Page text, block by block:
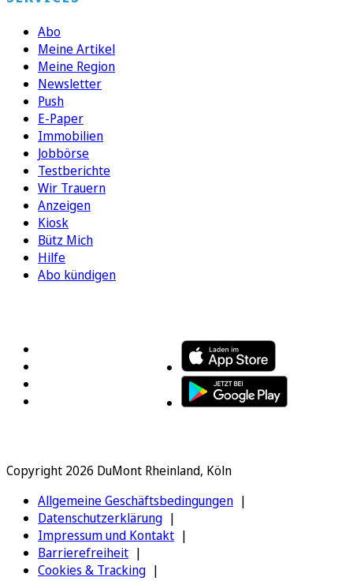
Abo
Meine Artikel
Meine Region
Newsletter
Push
E-Paper
Immobilien
Jobbörse
Testberichte
Wir Trauern
Anzeigen
Kiosk
Bütz Mich
Hilfe
Abo kündigen
Copyright 2026 DuMont Rheinland, Köln
Allgemeine Geschäftsbedingungen
Datenschutzerklärung
Impressum und Kontakt
Barrierefreiheit
Cookies & Tracking